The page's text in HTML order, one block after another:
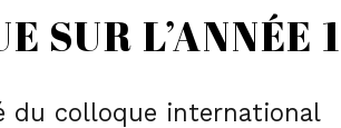
SUR L’ANNÉE
du colloque international